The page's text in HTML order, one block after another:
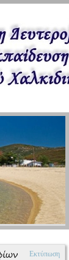
Εκτύπωση